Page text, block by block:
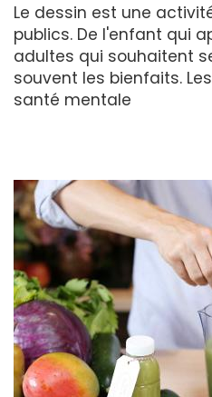
Le dessin est une
publics. De l'enfant qui
adultes qui souhaitent
souvent les bienfaits.
santé mentale